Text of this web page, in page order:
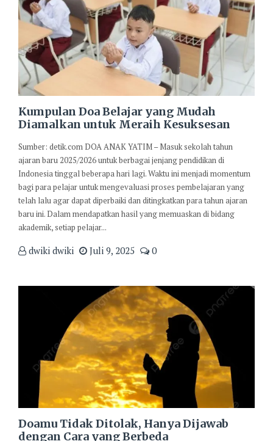
Kumpulan Doa Belajar yang Mudah
Diamalkan untuk Meraih Kesuksesan
Sumber: detik.com DOA ANAK YATIM – Masuk sekolah tahun
ajaran baru 2025/2026 untuk berbagai jenjang pendidikan di
Indonesia tinggal beberapa hari lagi. Waktu ini menjadi momentum
bagi para pelajar untuk mengevaluasi proses pembelajaran yang
telah lalu agar dapat diperbaiki dan ditingkatkan para tahun ajaran
baru ini. Dalam mendapatkan hasil yang memuaskan di bidang
akademik, setiap pelajar...
dwiki dwiki Juli 9, 2025 0
Doamu Tidak Ditolak, Hanya Dijawab
dengan Cara yang Berbeda